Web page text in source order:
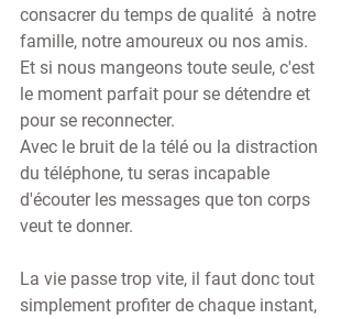
consacrer du temps de qualité  à notre
famille, notre amoureux ou nos amis.
Et si nous mangeons toute seule, c'est
le moment parfait pour se détendre et
pour se reconnecter.
Avec le bruit de la télé ou la distraction
du téléphone, tu seras incapable
d'écouter les messages que ton corps
veut te donner.
La vie passe trop vite, il faut donc tout
simplement profiter de chaque instant,